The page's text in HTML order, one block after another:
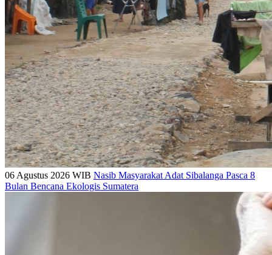
06 Agustus 2026 WIB Nasib Masyarakat Adat Sibalanga Pasca 8
Bulan Bencana Ekologis Sumatera